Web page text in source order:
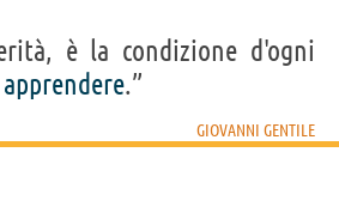
è la condizione d'ogni
apprendere.”
GIOVANNI GENTILE